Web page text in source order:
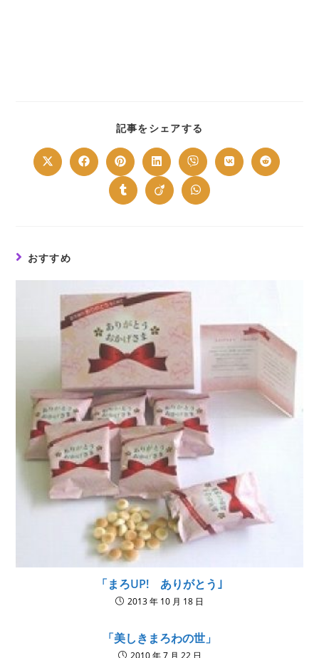
記事をシェアする
CONTENT
Opens
in
Opens
in
window
Opens
in
a
new
window
Opens
in
a
new
window
Opens
in
a
new
window
Opens
in
Opens
in
Opens
in
Opens
in
Opens
in
おすすめ
「まろUP! ありがとう｣
2013 年 10 月 18 日
「美しきまろわの世」